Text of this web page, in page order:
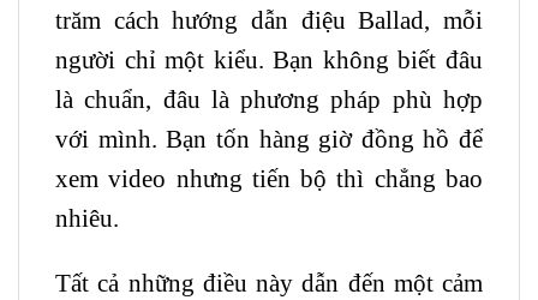
trăm cách hướng dẫn điệu Ballad, mỗi
người chỉ một kiểu. Bạn không biết đâu
là chuẩn, đâu là phương pháp phù hợp
với mình. Bạn tốn hàng giờ đồng hồ để
xem video nhưng tiến bộ thì chẳng bao
nhiêu.
Tất cả những điều này dẫn đến một cảm